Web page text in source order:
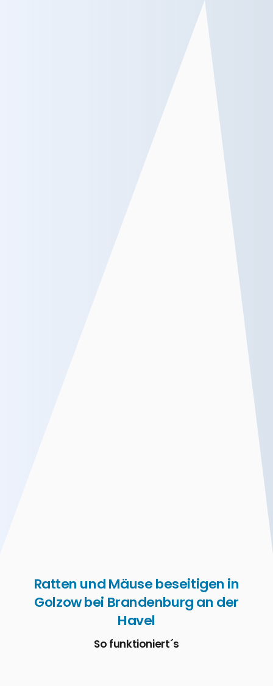
Ratten und Mäuse beseitigen in
Golzow bei Brandenburg an der
Havel
So funktioniert´s